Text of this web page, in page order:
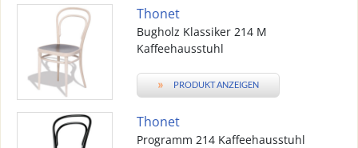
Thonet
Bugholz Klassiker 214 M
Kaffeehausstuhl
» PRODUKT ANZEIGEN
Thonet
Programm 214 Kaffeehausstuhl